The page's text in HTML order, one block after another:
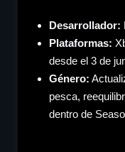
Desarrollador:
Plataformas:
desde el 3 de
Género:
pesca,
dentro de